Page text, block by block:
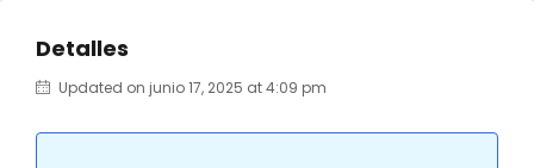
Detalles
Updated on junio 17, 2025 at 4:09 pm